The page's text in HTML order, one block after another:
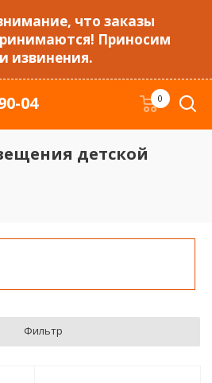
что заказы
Приносим
извинения.
04 0
детской
Фильтр